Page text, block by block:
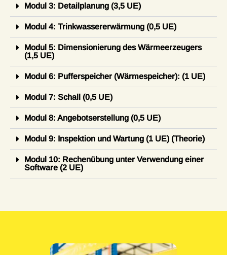
Modul 3: Detailplanung (3,5 UE)
Modul 4: Trinkwassererwärmung (0,5 UE)
Modul 5: Dimensionierung des Wärmeerzeugers
(1,5 UE)
Modul 6: Pufferspeicher (Wärmespeicher): (1 UE)
Modul 7: Schall (0,5 UE)
Modul 8: Angebotserstellung (0,5 UE)
Modul 9: Inspektion und Wartung (1 UE) (Theorie)
Modul 10: Rechenübung unter Verwendung einer
Software (2 UE)